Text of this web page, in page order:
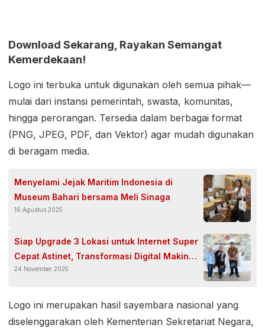
Download Sekarang, Rayakan Semangat
Kemerdekaan!
Logo ini terbuka untuk digunakan oleh semua pihak—
mulai dari instansi pemerintah, swasta, komunitas,
hingga perorangan. Tersedia dalam berbagai format
(PNG, JPEG, PDF, dan Vektor) agar mudah digunakan
di beragam media.
Menyelami Jejak Maritim Indonesia di
Museum Bahari bersama Meli Sinaga
16 Agustus 2025
Siap Upgrade 3 Lokasi untuk Internet Super
Cepat Astinet, Transformasi Digital Makin
Ngebut
24 November 2025
Logo ini merupakan hasil sayembara nasional yang
diselenggarakan oleh Kementerian Sekretariat Negara,